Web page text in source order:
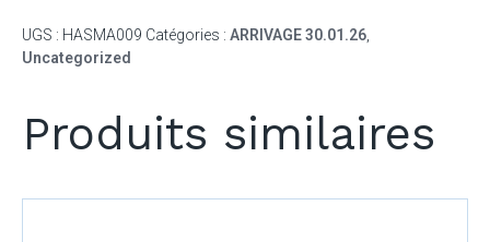
UGS : HASMA009 Catégories : ARRIVAGE 30.01.26
Uncategorized
Produits similaires